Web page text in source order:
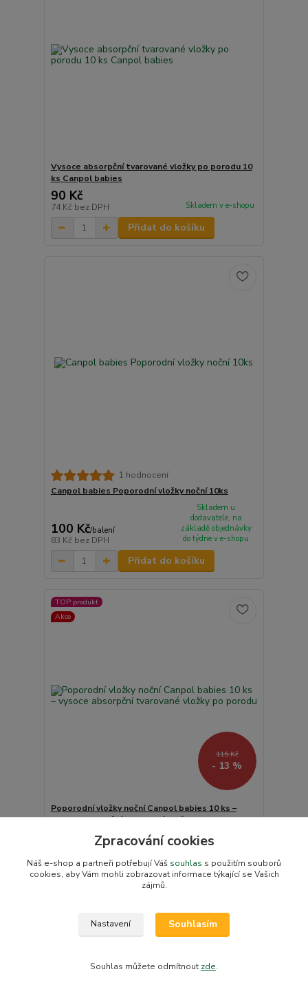
Vysoce absorpční tvarované vložky po porodu 10
ks Canpol babies
90 Kč
74 Kč bez DPH Skladem v e-shopu
Přidat do košíku
1 hodnocení
Canpol babies Poporodní vložky noční 10ks
100 Kč/balení
83 Kč bez DPH
Skladem u
dodavatele, na
základě objednávky
do týdne v e-shopu
Přidat do košíku
TOP produkt
Akce
115 Kč
- 13 %
Poporodní vložky noční Canpol babies 10 ks –
vysoce absorpční tvarované vložky po porodu
balení
bez DPH Skladem v e-shopu
Přidat do košíku
Zpracování cookies
Náš e-shop a partneři potřebují Váš souhlas s použitím souborů
cookies, aby Vám mohli zobrazovat informace týkající se Vašich
zájmů.
Nastavení Souhlasím
Souhlas můžete odmítnout zde.